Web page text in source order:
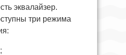
эквалайзер.
три режима